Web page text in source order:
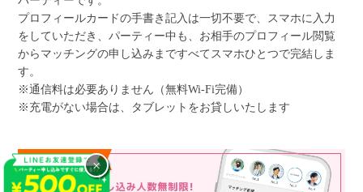
プロフィールカードの手書き記入は一切不要で、スマホに入力
をしていただき、パーティー中も、お相手のプロフィール閲覧
からマッチングの申し込みまですべてスマホひとつで完結しま
す。
※通信料は必要ありません（無料Wi-Fi完備）
※充電がない場合は、タブレットをお貸しいたします
×